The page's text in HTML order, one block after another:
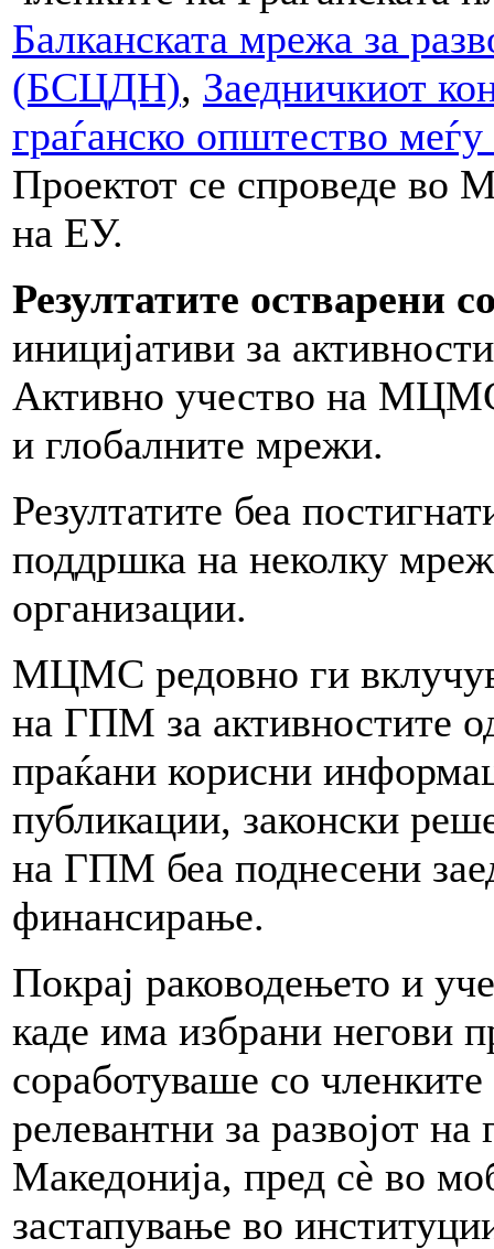
Балканската мрежа за
(БСЦДН), Заедничкиот
граѓанско општество
Проектот се спроведе во
на ЕУ.
Резултатите остварени
иницијативи за
Активно учество на
и глобалните мрежи.
Резултатите беа
поддршка на неколку
организации.
МЦМС редовно ги
на ГПМ за активностите
праќани корисни
публикации, законски
на ГПМ беа поднесени
финансирање.
Покрај раководењето и
каде има избрани
соработуваше со
релевантни за развојот
Македонија, пред сè во
застапување во